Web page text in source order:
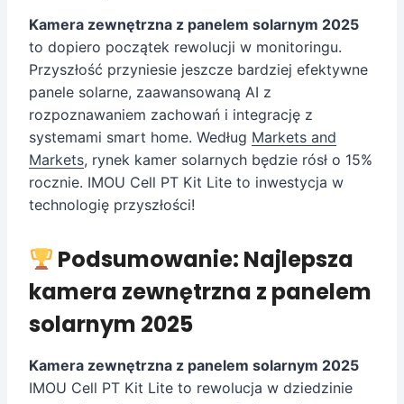
Kamera zewnętrzna z panelem solarnym 2025
to dopiero początek rewolucji w monitoringu.
Przyszłość przyniesie jeszcze bardziej efektywne
panele solarne, zaawansowaną AI z
rozpoznawaniem zachowań i integrację z
systemami smart home. Według Markets and
Markets, rynek kamer solarnych będzie rósł o 15%
rocznie. IMOU Cell PT Kit Lite to inwestycja w
technologię przyszłości!
Podsumowanie: Najlepsza
kamera zewnętrzna z panelem
solarnym 2025
Kamera zewnętrzna z panelem solarnym 2025
IMOU Cell PT Kit Lite to rewolucja w dziedzinie